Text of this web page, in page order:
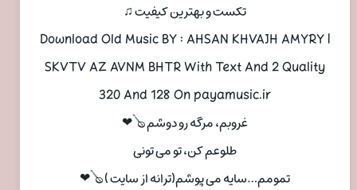
تکست و بهترین کیفیت ♫
Download Old Music BY : AHSAN KHVAJH AMYRY |
SKVTV AZ AVNM BHTR With Text And 2 Quality
320 And 128 On payamusic.ir
غروبم، مرگه رو دوشم 🪕❤
طلوعم کن، تو می تونی
تمومم…سایه می پوشم(ترانه از سایت ) 🪕❤